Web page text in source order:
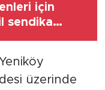
için
sendika
üzerinde